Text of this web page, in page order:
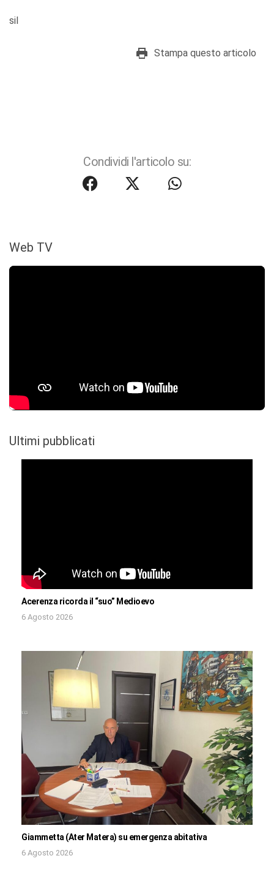
sil
Stampa questo articolo
Condividi l'articolo su:
Web TV
Ultimi pubblicati
Acerenza ricorda il “suo” Medioevo
6 Agosto 2026
Giammetta (Ater Matera) su emergenza abitativa
6 Agosto 2026